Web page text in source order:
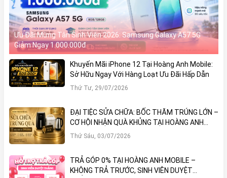
Nhanh tay đến Hoàng Anh Mobileđể chọn cho mình
chiếc smartphone thanh lý ưng ý –giá rẻ, chất lượng
đảm bảo, mua là lời!
Ưu Đãi Mừng Tân Sinh Viên 2026: Samsung Galaxy A57 5G
Giảm Ngay 1.000.000đ
Khuyến Mãi iPhone 12 Tại Hoàng Anh Mobile:
Sở Hữu Ngay Với Hàng Loạt Ưu Đãi Hấp Dẫn
Thứ Tư, 29/07/2026
ĐẠI TIỆC SỬA CHỮA: BỐC THĂM TRÚNG LỚN –
CƠ HỘI NHẬN QUÀ KHỦNG TẠI HOÀNG ANH
MOBILE
Thứ Sáu, 03/07/2026
TRẢ GÓP 0% TẠI HOÀNG ANH MOBILE –
KHÔNG TRẢ TRƯỚC, SINH VIÊN DUYỆT